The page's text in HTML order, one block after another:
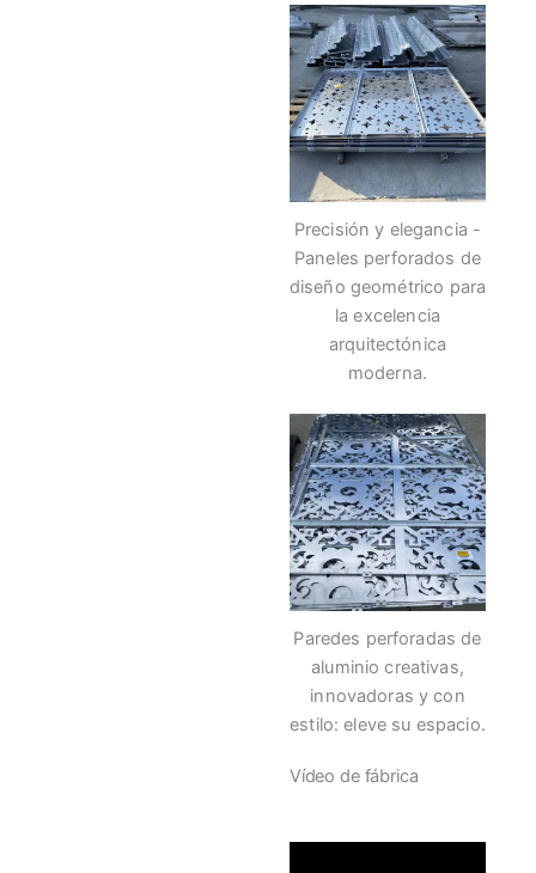
Precisión y elegancia -
Paneles perforados de
diseño geométrico para
la excelencia
arquitectónica
moderna.
Paredes perforadas de
aluminio creativas,
innovadoras y con
estilo: eleve su espacio.
Vídeo de fábrica